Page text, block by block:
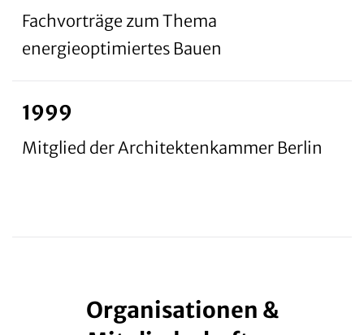
Fachvorträge zum Thema
energieoptimiertes Bauen
1999
Mitglied der Architektenkammer Berlin
Organisationen &